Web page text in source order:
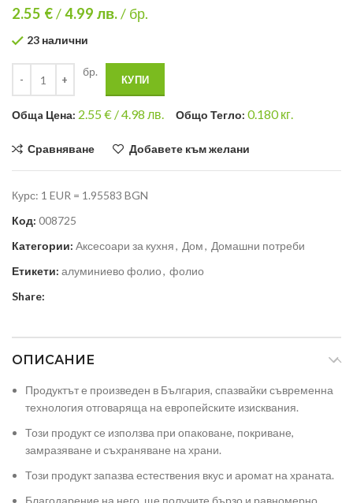
2.55 €/4.99 лв./ бр.
23 налични
бр.
КУПИ
Общa Цена: 2.55€ /4.98 лв. Общо Тегло: 0.180кг.
Сравняване Добавете към желани
Курс: 1 EUR = 1.95583 BGN
Код: 008725
Категории: Аксесоари за кухня, Дом, Домашни потреби
Етикети: алуминиево фолио, фолио
Share:
ОПИСАНИЕ
Продуктът е произведен в България, спазвайки съвременна
технология отговаряща на европейските изисквания.
Този продукт се използва при опаковане, покриване,
замразяване и съхраняване на храни.
Този продукт запазва естествения вкус и аромат на храната.